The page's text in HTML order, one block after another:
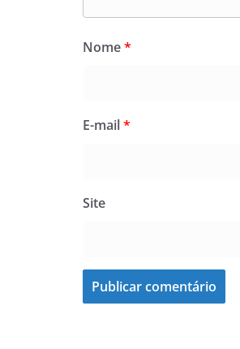
Nome*
E-mail*
Site